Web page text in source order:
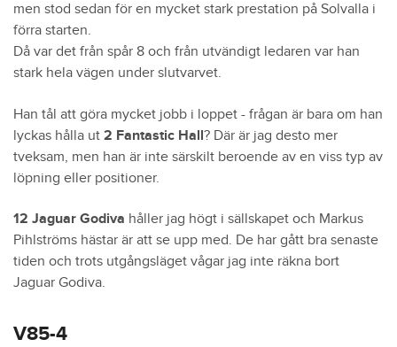
men stod sedan för en mycket stark prestation på Solvalla i
förra starten.
Då var det från spår 8 och från utvändigt ledaren var han
stark hela vägen under slutvarvet.
Han tål att göra mycket jobb i loppet - frågan är bara om han
lyckas hålla ut 2 Fantastic Hall? Där är jag desto mer
tveksam, men han är inte särskilt beroende av en viss typ av
löpning eller positioner.
12 Jaguar Godiva håller jag högt i sällskapet och Markus
Pihlströms hästar är att se upp med. De har gått bra senaste
tiden och trots utgångsläget vågar jag inte räkna bort
Jaguar Godiva.
V85-4